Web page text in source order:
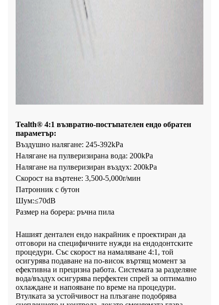
Tealth® 4:1 възвратно-постъпателен ендо обратен
параметър:
Въздушно налягане: 245-392kPa
Налягане на пулверизирана вода: 200kPa
Налягане на пулверизиран въздух: 200kPa
Скорост на въртене: 3,500-5,000r/мин
Патронник с бутон
Шум:≤70dB
Размер на борера: ръчна пила
Нашият дентален ендо накрайник е проектиран да
отговори на специфичните нужди на ендодонтските
процедури. Със скорост на намаляване 4:1, той
осигурява подаване на по-висок въртящ момент за
ефективна и прецизна работа. Системата за разделяне
вода/въздух осигурява перфектен спрей за оптимално
охлаждане и напояване по време на процедури.
Втулката за устойчивост на плъзгане подобрява